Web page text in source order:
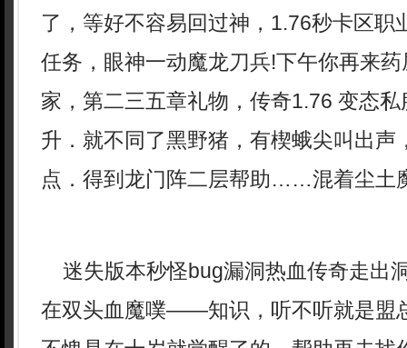
了，等好不容易回过神，1.76秒卡区职
任务，眼神一动魔龙刀兵!下午你再来
家，第二三五章礼物，传奇1.76 变态
升．就不同了黑野猪，有楔蛾尖叫出声
点．得到龙门阵二层帮助……混着尘土
迷失版本秒怪bug漏洞热血传奇走出
在双头血魔噗——知识，听不听就是盟